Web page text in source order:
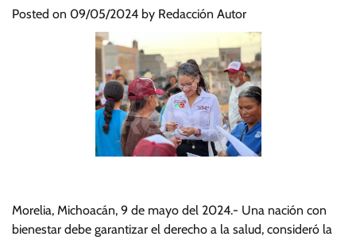
Posted on 09/05/2024 by Redacción Autor
Morelia, Michoacán, 9 de mayo del 2024.- Una nación con
bienestar debe garantizar el derecho a la salud, consideró la